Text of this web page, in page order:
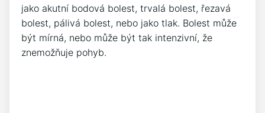
jako akutní bodová bolest, trvalá bolest, řezavá
bolest, pálivá bolest, nebo jako tlak. Bolest může
být mírná, nebo může být tak intenzivní, že
znemožňuje pohyb.